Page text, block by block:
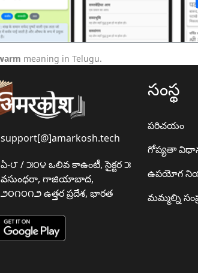
meaning in Telugu.
support[@]amarkosh.tech
ఏ-౮ / ౫౦౪ ఒలివ కాఉంటీ, సైక్టర ౫
వసుంధరా, గాజియాబాద,
౨౦౧౦౧౨ ఉత్తర ప్రదేశ, భారత
సంస్థ
పరిచయం
గోప్యతా
ఉపయోగ
మమ్మల్ని